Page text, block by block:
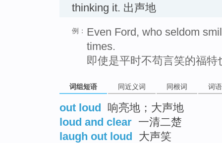
thinking it. 出声地
例： Even Ford, who seldom
times.
即使是平时不苟言笑的福
词组短语 同近义词 同根词 词
out loud 响亮地；大声地
loud and clear 一清二楚
laugh out loud 大声笑